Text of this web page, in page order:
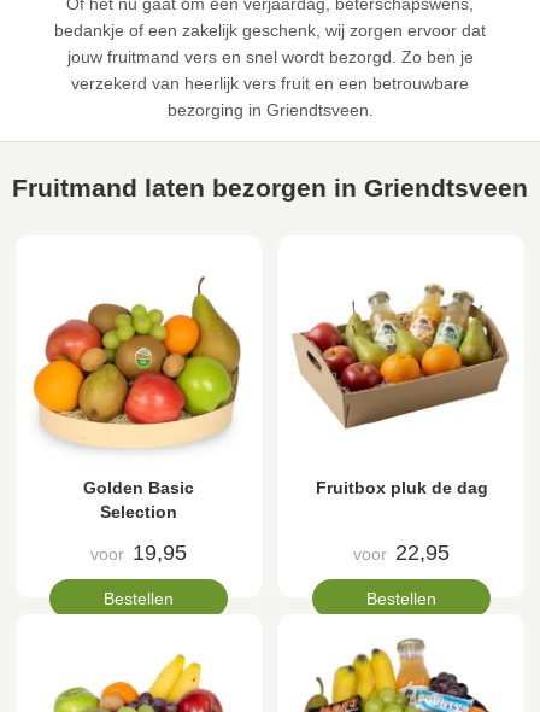
Of het nu gaat om een verjaardag, beterschapswens,
bedankje of een zakelijk geschenk, wij zorgen ervoor dat
jouw fruitmand vers en snel wordt bezorgd. Zo ben je
verzekerd van heerlijk vers fruit en een betrouwbare
bezorging in Griendtsveen.
Fruitmand laten bezorgen in Griendtsveen
Golden Basic
Selection
voor 19,95
Bestellen
Fruitbox pluk de dag
voor 22,95
Bestellen